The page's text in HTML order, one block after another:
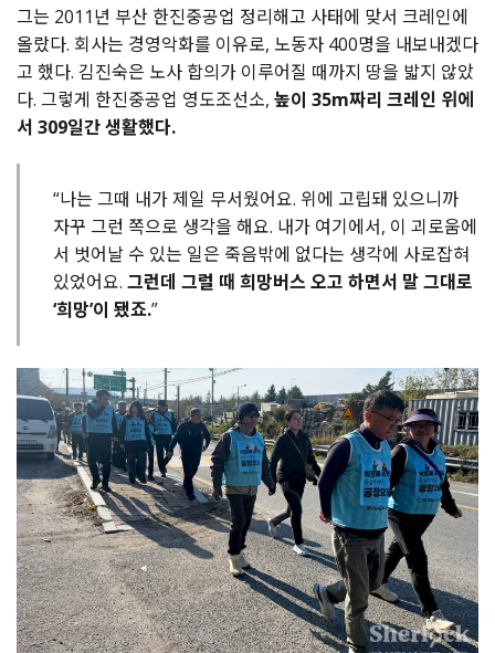
그는 2011년 부산 한진중공업 정리해고 사태에 맞서 크레인에
올랐다. 회사는 경영악화를 이유로, 노동자 400명을 내보내겠다
고 했다. 김진숙은 노사 합의가 이루어질 때까지 땅을 밟지 않았
다. 그렇게 한진중공업 영도조선소, 높이 35m짜리 크레인 위에
서 309일간 생활했다.
“나는 그때 내가 제일 무서웠어요. 위에 고립돼 있으니까
자꾸 그런 쪽으로 생각을 해요. 내가 여기에서, 이 괴로움에
서 벗어날 수 있는 일은 죽음밖에 없다는 생각에 사로잡혀
있었어요. 그런데 그럴 때 희망버스 오고 하면서 말 그대로
‘희망’이 됐죠.”